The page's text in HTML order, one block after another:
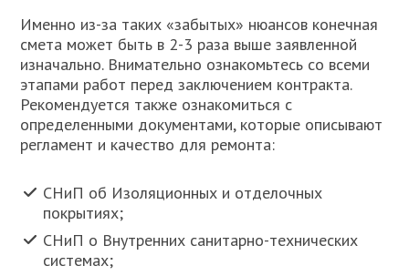
Именно из-за таких «забытых» нюансов конечная
смета может быть в 2-3 раза выше заявленной
изначально. Внимательно ознакомьтесь со всеми
этапами работ перед заключением контракта.
Рекомендуется также ознакомиться с
определенными документами, которые описывают
регламент и качество для ремонта:
СНиП об Изоляционных и отделочных
покрытиях;
СНиП о Внутренних санитарно-технических
системах;